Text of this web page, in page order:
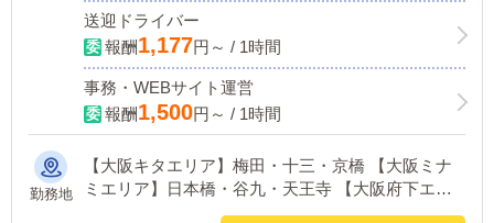
送迎ドライバー
報酬1,177円～ / 1時間
事務・WEBサイト運営
報酬1,500円～ / 1時間
勤務地
【大阪キタエリア】梅田・十三・京橋 【大阪ミナ
ミエリア】日本橋・谷九・天王寺 【大阪府下エリ
ア】布施・堺 【兵庫エリア】神戸三宮 ※全店舗が